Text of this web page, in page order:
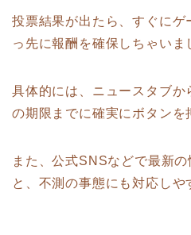
投票結果が出たら、すぐにゲ
っ先に報酬を確保しちゃいま
具体的には、ニュースタブか
の期限までに確実にボタンを
また、公式SNSなどで最新の
と、不測の事態にも対応しや